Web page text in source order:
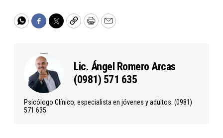
WhatsApp
Facebook
TwitterCopyPrintEmail
Lic. Ángel Romero Arcas
(0981) 571 635
Psicólogo Clínico, especialista en jóvenes y adultos. (0981)
571 635